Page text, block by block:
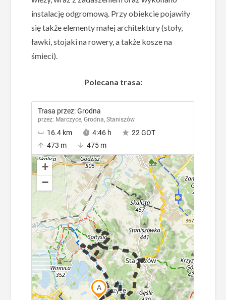
instalację odgromową. Przy obiekcie pojawiły
się także elementy małej architektury (stoły,
ławki, stojaki na rowery, a także kosze na
śmieci).
Polecana trasa: